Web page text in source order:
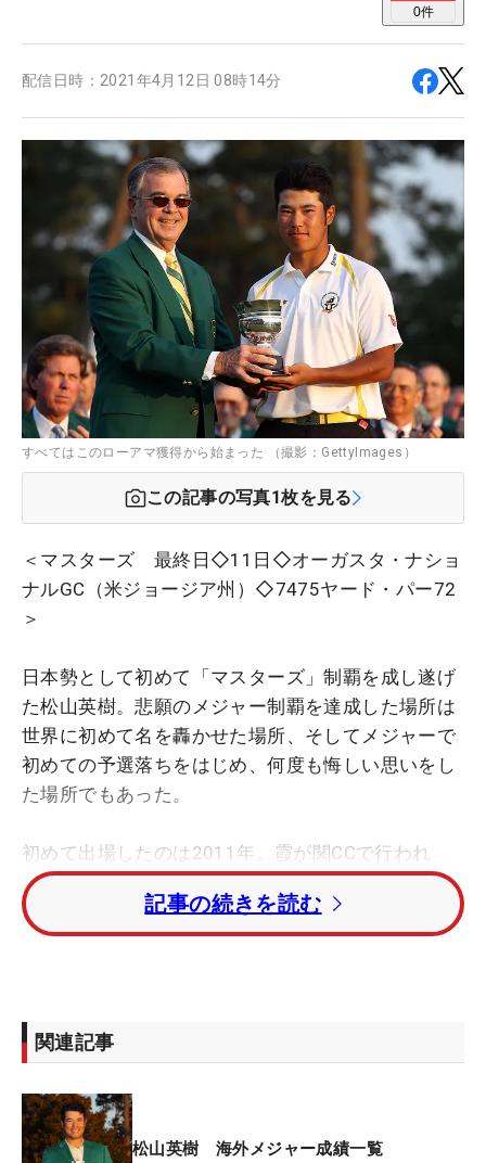
0件
配信日時： 2021年4月12日 08時14分
すべてはこのローアマ獲得から始まった （撮影：GettyImages）
この記事の写真1枚を見る
＜マスターズ 最終日◇11日◇オーガスタ・ナショ
ナルGC（米ジョージア州）◇7475ヤード・パー72
＞
日本勢として初めて「マスターズ」制覇を成し遂げ
た松山英樹。悲願のメジャー制覇を達成した場所は
世界に初めて名を轟かせた場所、そしてメジャーで
初めての予選落ちをはじめ、何度も悔しい思いをし
た場所でもあった。
初めて出場したのは2011年。霞が関CCで行われ
た、「アジア・パシフィックアマチュア選手権」優
勝で資格を得て参戦した。初めて足を踏み入れたオ
ーガスタでは、初日からアマチュアらしからぬ安定
拠点を置く松山が、東日本大震災直後に躍進を見せ
たことも、パトロンたちから大きな称賛を浴びた。
勢いそのままに11年もアジア・パシフィックアマチ
ュア選手権で連覇を達成。2年連続アマチュアとし
記事の続きを読む
関連記事
松山英樹 海外メジャー成績一覧